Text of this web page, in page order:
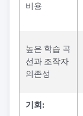
비용
높은 학습 곡
선과 조작자
의존성
기회: